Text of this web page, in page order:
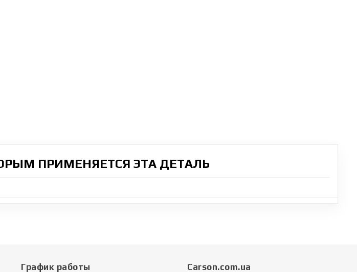
ПРИМЕНЯЕТСЯ ЭТА ДЕТАЛЬ
График работы Carson.com.ua